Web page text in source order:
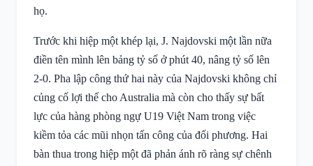
họ.
Trước khi hiệp một khép lại, J. Najdovski một lần nữa
điền tên mình lên bảng tỷ số ở phút 40, nâng tỷ số lên
2-0. Pha lập công thứ hai này của Najdovski không chỉ
củng cố lợi thế cho Australia mà còn cho thấy sự bất
lực của hàng phòng ngự U19 Việt Nam trong việc
kiềm tỏa các mũi nhọn tấn công của đối phương. Hai
bàn thua trong hiệp một đã phản ánh rõ ràng sự chênh